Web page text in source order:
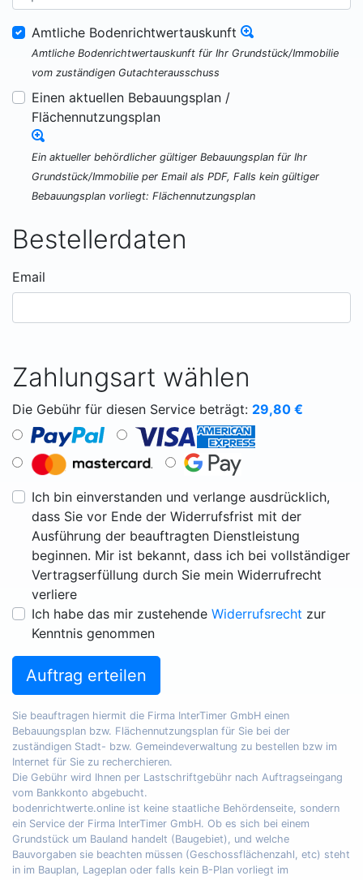
Amtliche Bodenrichtwertauskunft
Amtliche Bodenrichtwertauskunft für Ihr Grundstück/Immobilie
vom zuständigen Gutachterausschuss
Einen aktuellen Bebauungsplan /
Flächennutzungsplan
Ein aktueller behördlicher gültiger Bebauungsplan für Ihr
Grundstück/Immobilie per Email als PDF, Falls kein gültiger
Bebauungsplan vorliegt: Flächennutzungsplan
Bestellerdaten
Email
Zahlungsart wählen
Die Gebühr für diesen Service beträgt: 29,80 €
Ich bin einverstanden und verlange ausdrücklich,
dass Sie vor Ende der Widerrufsfrist mit der
Ausführung der beauftragten Dienstleistung
beginnen. Mir ist bekannt, dass ich bei vollständiger
Vertragserfüllung durch Sie mein Widerrufrecht
verliere
Ich habe das mir zustehende Widerrufsrecht zur
Kenntnis genommen
Auftrag erteilen
Sie beauftragen hiermit die Firma InterTimer GmbH einen
Bebauungsplan bzw. Flächennutzungsplan für Sie bei der
zuständigen Stadt- bzw. Gemeindeverwaltung zu bestellen bzw im
Internet für Sie zu recherchieren.
Die Gebühr wird Ihnen per Lastschriftgebühr nach Auftragseingang
vom Bankkonto abgebucht.
bodenrichtwerte.online ist keine staatliche Behördenseite, sondern
ein Service der Firma InterTimer GmbH. Ob es sich bei einem
Grundstück um Bauland handelt (Baugebiet), und welche
Bauvorgaben sie beachten müssen (Geschossflächenzahl, etc) steht
in im Bauplan, Lageplan oder falls kein B-Plan vorliegt im